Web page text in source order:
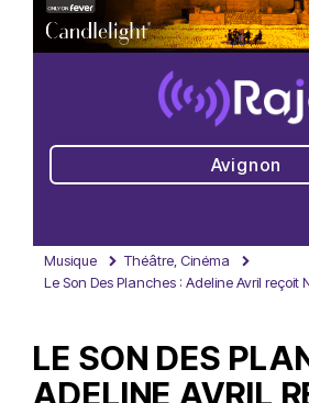
Avignon
Musique
Théâtre, Cinéma
Le Son Des Planches : Adeline Avril reçoit
LE SON DES
ADELINE AVRIL